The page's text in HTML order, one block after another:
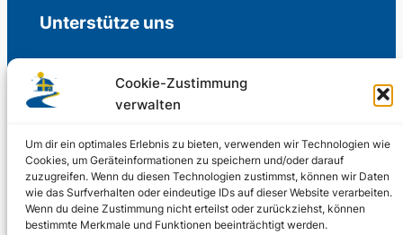
Cookie-Zustimmung
verwalten
Um dir ein optimales Erlebnis zu bieten, verwenden wir Technologien wie
Cookies, um Geräteinformationen zu speichern und/oder darauf
zuzugreifen. Wenn du diesen Technologien zustimmst, können wir Daten
wie das Surfverhalten oder eindeutige IDs auf dieser Website verarbeiten.
Wenn du deine Zustimmung nicht erteilst oder zurückziehst, können
bestimmte Merkmale und Funktionen beeinträchtigt werden.
Unterstütze uns
Freiwillige Spenden für die Aufrechterhaltung
Support us